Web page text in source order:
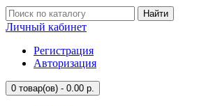
Найти
Личный кабинет
Регистрация
Авторизация
0 товар(ов) - 0.00 р.